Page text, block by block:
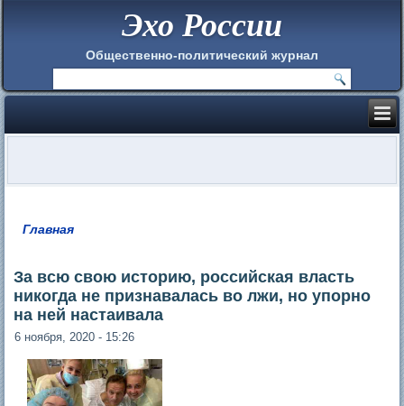
Эхо России
Общественно-политический журнал
Главная
За всю свою историю, российская власть
никогда не признавалась во лжи, но упорно
на ней настаивала
6 ноября, 2020 - 15:26